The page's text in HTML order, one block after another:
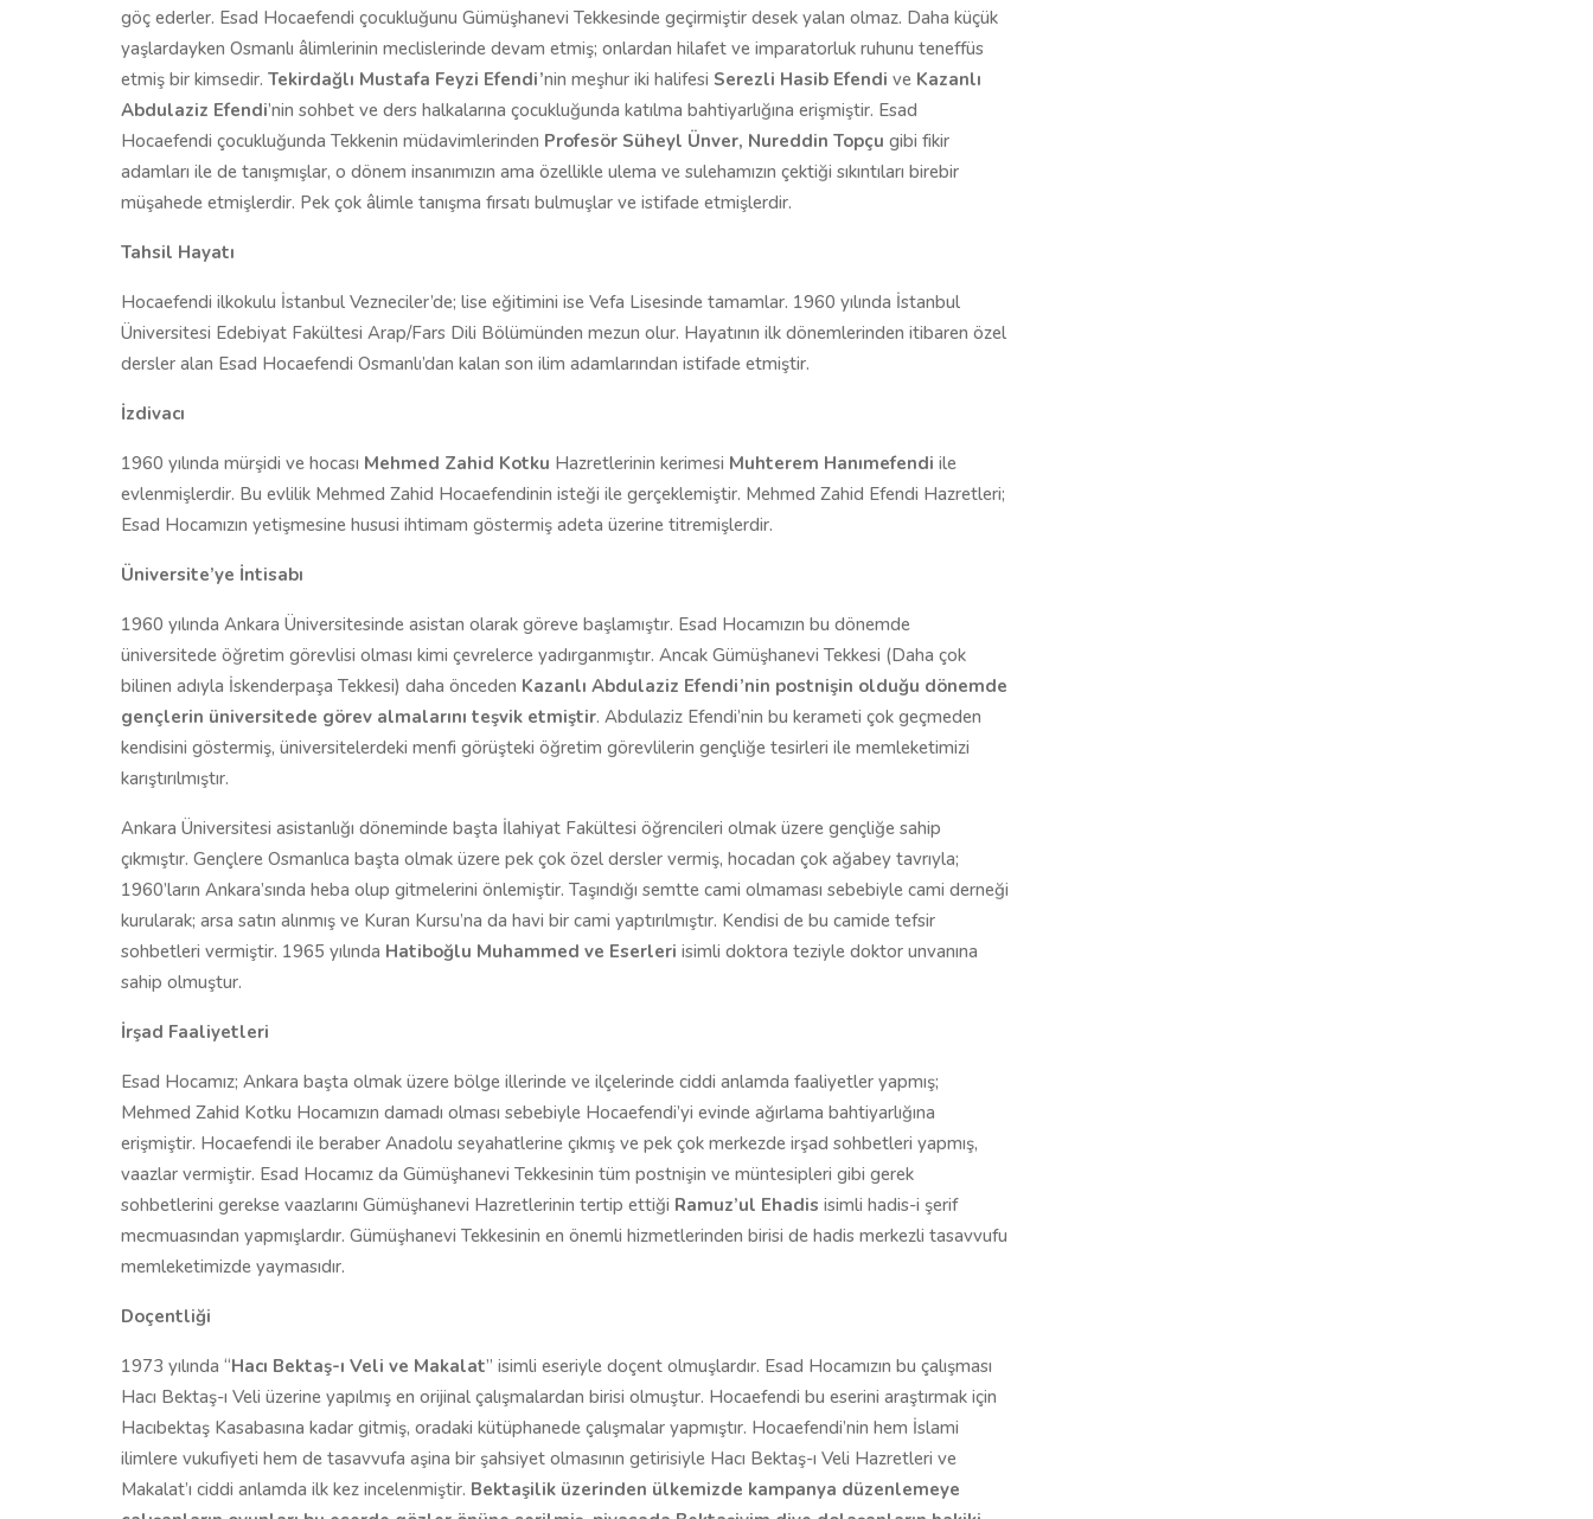
göç ederler. Esad Hocaefendi çocukluğunu Gümüşhanevi Tekkesinde geçirmiştir desek yalan olmaz. Daha küçük
yaşlardayken Osmanlı âlimlerinin meclislerinde devam etmiş; onlardan hilafet ve imparatorluk ruhunu teneffüs
etmiş bir kimsedir. Tekirdağlı Mustafa Feyzi Efendi’nin meşhur iki halifesi Serezli Hasib Efendi ve Kazanlı
Abdulaziz Efendi’nin sohbet ve ders halkalarına çocukluğunda katılma bahtiyarlığına erişmiştir. Esad
Hocaefendi çocukluğunda Tekkenin müdavimlerinden Profesör Süheyl Ünver, Nureddin Topçu gibi fikir
adamları ile de tanışmışlar, o dönem insanımızın ama özellikle ulema ve sulehamızın çektiği sıkıntıları birebir
müşahede etmişlerdir. Pek çok âlimle tanışma fırsatı bulmuşlar ve istifade etmişlerdir.
Tahsil Hayatı
Hocaefendi ilkokulu İstanbul Vezneciler’de; lise eğitimini ise Vefa Lisesinde tamamlar. 1960 yılında İstanbul
Üniversitesi Edebiyat Fakültesi Arap/Fars Dili Bölümünden mezun olur. Hayatının ilk dönemlerinden itibaren özel
dersler alan Esad Hocaefendi Osmanlı’dan kalan son ilim adamlarından istifade etmiştir.
İzdivacı
1960 yılında mürşidi ve hocası Mehmed Zahid Kotku Hazretlerinin kerimesi Muhterem Hanımefendi ile
evlenmişlerdir. Bu evlilik Mehmed Zahid Hocaefendinin isteği ile gerçeklemiştir. Mehmed Zahid Efendi Hazretleri;
Esad Hocamızın yetişmesine hususi ihtimam göstermiş adeta üzerine titremişlerdir.
Üniversite’ye İntisabı
1960 yılında Ankara Üniversitesinde asistan olarak göreve başlamıştır. Esad Hocamızın bu dönemde
üniversitede öğretim görevlisi olması kimi çevrelerce yadırganmıştır. Ancak Gümüşhanevi Tekkesi (Daha çok
bilinen adıyla İskenderpaşa Tekkesi) daha önceden Kazanlı Abdulaziz Efendi’nin postnişin olduğu dönemde
gençlerin üniversitede görev almalarını teşvik etmiştir. Abdulaziz Efendi’nin bu kerameti çok geçmeden
kendisini göstermiş, üniversitelerdeki menfi görüşteki öğretim görevlilerin gençliğe tesirleri ile memleketimizi
karıştırılmıştır.
Ankara Üniversitesi asistanlığı döneminde başta İlahiyat Fakültesi öğrencileri olmak üzere gençliğe sahip
çıkmıştır. Gençlere Osmanlıca başta olmak üzere pek çok özel dersler vermiş, hocadan çok ağabey tavrıyla;
1960’ların Ankara’sında heba olup gitmelerini önlemiştir. Taşındığı semtte cami olmaması sebebiyle cami derneği
kurularak; arsa satın alınmış ve Kuran Kursu’na da havi bir cami yaptırılmıştır. Kendisi de bu camide tefsir
sohbetleri vermiştir. 1965 yılında Hatiboğlu Muhammed ve Eserleri isimli doktora teziyle doktor unvanına
sahip olmuştur.
İrşad Faaliyetleri
Esad Hocamız; Ankara başta olmak üzere bölge illerinde ve ilçelerinde ciddi anlamda faaliyetler yapmış;
Mehmed Zahid Kotku Hocamızın damadı olması sebebiyle Hocaefendi’yi evinde ağırlama bahtiyarlığına
erişmiştir. Hocaefendi ile beraber Anadolu seyahatlerine çıkmış ve pek çok merkezde irşad sohbetleri yapmış,
vaazlar vermiştir. Esad Hocamız da Gümüşhanevi Tekkesinin tüm postnişin ve müntesipleri gibi gerek
sohbetlerini gerekse vaazlarını Gümüşhanevi Hazretlerinin tertip ettiği Ramuz’ul Ehadis isimli hadis-i şerif
mecmuasından yapmışlardır. Gümüşhanevi Tekkesinin en önemli hizmetlerinden birisi de hadis merkezli tasavvufu
memleketimizde yaymasıdır.
Doçentliği
1973 yılında “Hacı Bektaş-ı Veli ve Makalat” isimli eseriyle doçent olmuşlardır. Esad Hocamızın bu çalışması
Hacı Bektaş-ı Veli üzerine yapılmış en orijinal çalışmalardan birisi olmuştur. Hocaefendi bu eserini araştırmak için
Hacıbektaş Kasabasına kadar gitmiş, oradaki kütüphanede çalışmalar yapmıştır. Hocaefendi’nin hem İslami
ilimlere vukufiyeti hem de tasavvufa aşina bir şahsiyet olmasının getirisiyle Hacı Bektaş-ı Veli Hazretleri ve
Makalat’ı ciddi anlamda ilk kez incelenmiştir. Bektaşilik üzerinden ülkemizde kampanya düzenlemeye